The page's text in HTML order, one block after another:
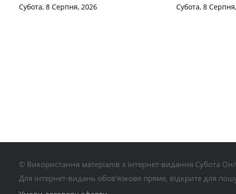
Субота, 8 Серпня, 2026 Субота, 8
© Використання матеріалів з інтернет-видання Субота
Для інтернет-видань обов’язкове пряме, відкрите для